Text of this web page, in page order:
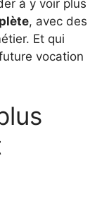
à y voir plus
, avec des
Et qui
vocation